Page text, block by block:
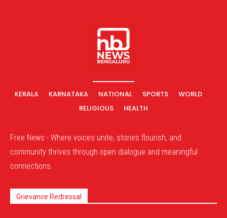
KERALA KARNATAKA NATIONAL SPORTS
WORLD
RELIGIOUS
HEALTH
Free News - Where voices unite, stories flourish, and
community thrives through open dialogue and meaningful
connections.
Grievance Redressal